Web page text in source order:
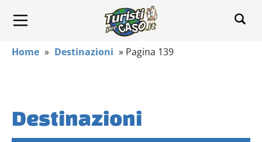
Home » Destinazioni » Pagina 139
Destinazioni